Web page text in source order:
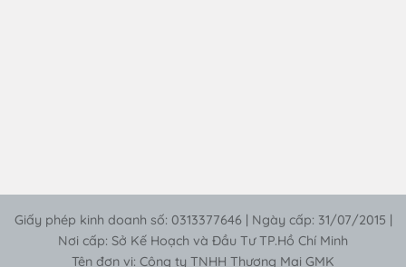
Giấy phép kinh doanh số: 0313377646 | Ngày cấp: 31/07/2015 |
Nơi cấp: Sở Kế Hoạch và Đầu Tư TP.Hồ Chí Minh
Tên đơn vị: Công ty TNHH Thương Mại GMK